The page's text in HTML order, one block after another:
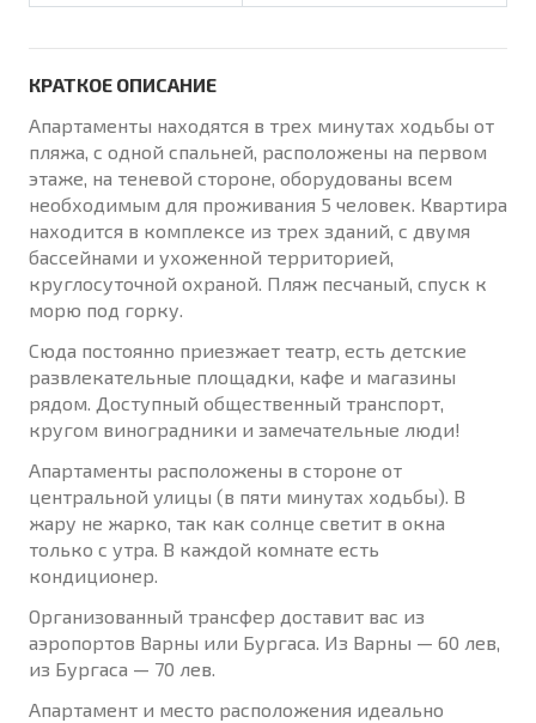
КРАТКОЕ ОПИСАНИЕ
Апартаменты находятся в трех минутах ходьбы от
пляжа, с одной спальней, расположены на первом
этаже, на теневой стороне, оборудованы всем
необходимым для проживания 5 человек. Квартира
находится в комплексе из трех зданий, с двумя
бассейнами и ухоженной территорией,
круглосуточной охраной. Пляж песчаный, спуск к
морю под горку.
Сюда постоянно приезжает театр, есть детские
развлекательные площадки, кафе и магазины
рядом. Доступный общественный транспорт,
кругом виноградники и замечательные люди!
Апартаменты расположены в стороне от
центральной улицы (в пяти минутах ходьбы). В
жару не жарко, так как солнце светит в окна
только с утра. В каждой комнате есть
кондиционер.
Организованный трансфер доставит вас из
аэропортов Варны или Бургаса. Из Варны — 60 лев,
из Бургаса — 70 лев.
Апартамент и место расположения идеально